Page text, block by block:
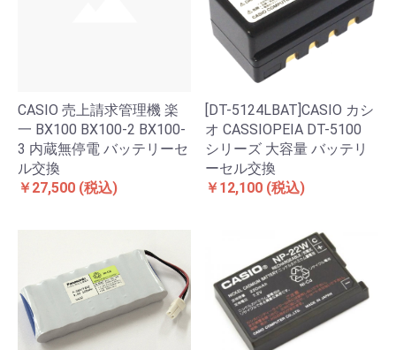
CASIO 売上請求管理機 楽
一 BX100 BX100-2 BX100-
3 内蔵無停電 バッテリーセ
ル交換
￥27,500 (税込)
[DT-5124LBAT]CASIO カシ
オ CASSIOPEIA DT-5100
シリーズ 大容量 バッテリ
ーセル交換
￥12,100 (税込)